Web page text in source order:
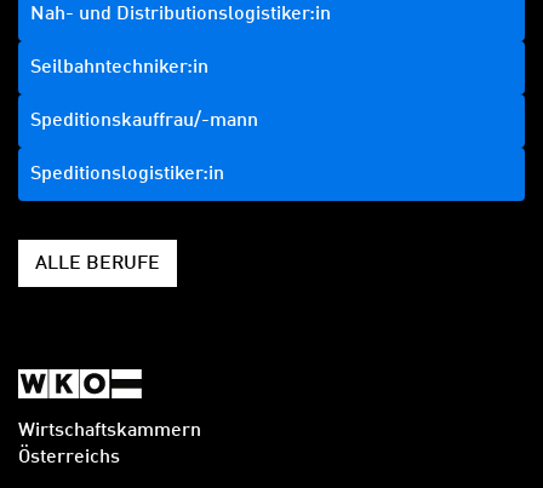
Nah- und Distributionslogistiker:in
Seilbahntechniker:in
Speditionskauffrau/-mann
Speditionslogistiker:in
ALLE BERUFE
Wirtschaftskammern
Österreichs